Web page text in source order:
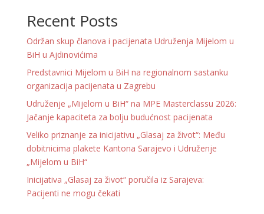
Recent Posts
Održan skup članova i pacijenata Udruženja Mijelom u
BiH u Ajdinovićima
Predstavnici Mijelom u BiH na regionalnom sastanku
organizacija pacijenata u Zagrebu
Udruženje „Mijelom u BiH“ na MPE Masterclassu 2026:
Jačanje kapaciteta za bolju budućnost pacijenata
Veliko priznanje za inicijativu „Glasaj za život“: Među
dobitnicima plakete Kantona Sarajevo i Udruženje
„Mijelom u BiH“
Inicijativa „Glasaj za život“ poručila iz Sarajeva:
Pacijenti ne mogu čekati